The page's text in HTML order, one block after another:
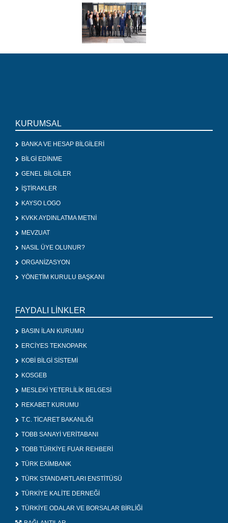
KURUMSAL
BANKA VE HESAP BİLGİLERİ
BİLGİ EDİNME
GENEL BİLGİLER
İŞTİRAKLER
KAYSO LOGO
KVKK AYDINLATMA METNİ
MEVZUAT
NASIL ÜYE OLUNUR?
ORGANİZASYON
YÖNETİM KURULU BAŞKANI
FAYDALI LİNKLER
BASIN İLAN KURUMU
ERCİYES TEKNOPARK
KOBİ BİLGİ SİSTEMİ
KOSGEB
MESLEKİ YETERLİLİK BELGESİ
REKABET KURUMU
T.C. TİCARET BAKANLIĞI
TOBB SANAYİ VERİTABANI
TOBB TÜRKİYE FUAR REHBERİ
TÜRK EXİMBANK
TÜRK STANDARTLARI ENSTİTÜSÜ
TÜRKİYE KALİTE DERNEĞİ
TÜRKİYE ODALAR VE BORSALAR BİRLİĞİ